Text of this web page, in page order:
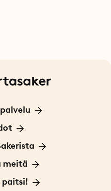
meitä
paitsi!